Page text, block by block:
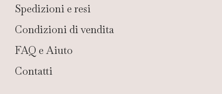
Spedizioni e resi
Condizioni di vendita
FAQ e Aiuto
Contatti